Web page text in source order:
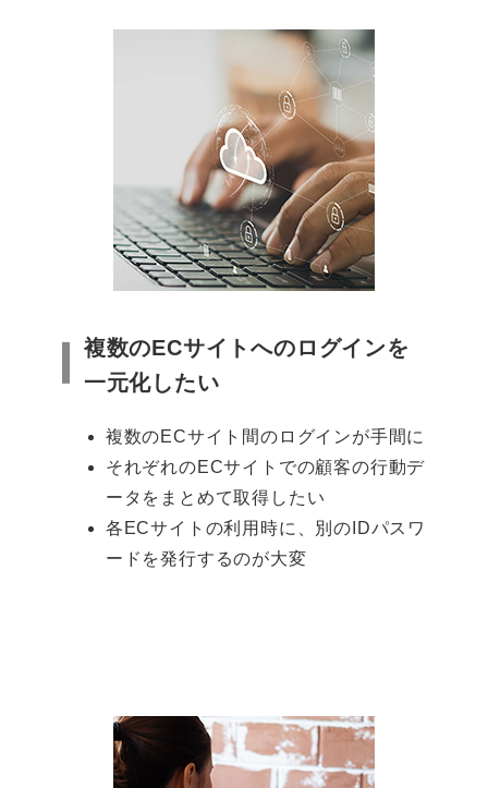
複数のECサイトへのログインを
一元化したい
複数のECサイト間のログインが手間に
それぞれのECサイトでの顧客の行動デ
ータをまとめて取得したい
各ECサイトの利用時に、別のIDパスワ
ードを発行するのが大変